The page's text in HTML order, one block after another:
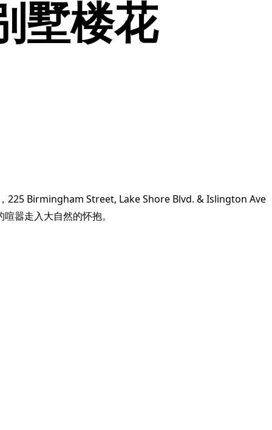
墅楼花
225 Birmingham Street, Lake Shore Blvd. & Islington Ave
嚣走入大自然的怀抱。